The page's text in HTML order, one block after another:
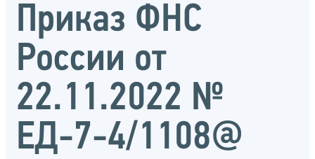
Приказ ФНС
России от
22.11.2022 №
ЕД-7-4/1108@